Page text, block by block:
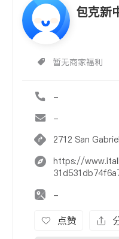
包克新
暂无商家福利
-
-
2712 San
https://
-
点赞